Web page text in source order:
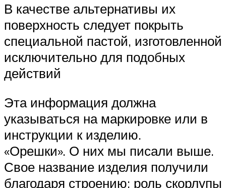
В качестве альтернативы их
поверхность следует покрыть
специальной пастой, изготовленной
исключительно для подобных
действий
Эта информация должна
указываться на маркировке или в
инструкции к изделию.
«Орешки». О них мы писали выше.
Свое название изделия получили
благодаря строению: роль скорлупы